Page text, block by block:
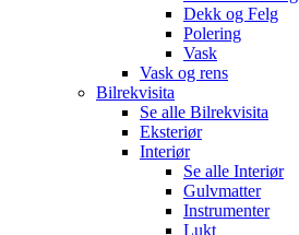
Dekk og Felg
Polering
Vask
Vask og rens
Bilrekvisita
Se alle Bilrekvisita
Eksteriør
Interiør
Se alle Interiør
Gulvmatter
Instrumenter
Lukt